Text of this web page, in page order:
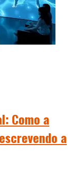
Como a
a